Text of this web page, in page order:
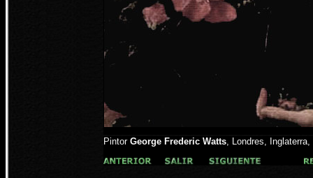
Pintor George Frederic Watts, Londres, Inglaterra,